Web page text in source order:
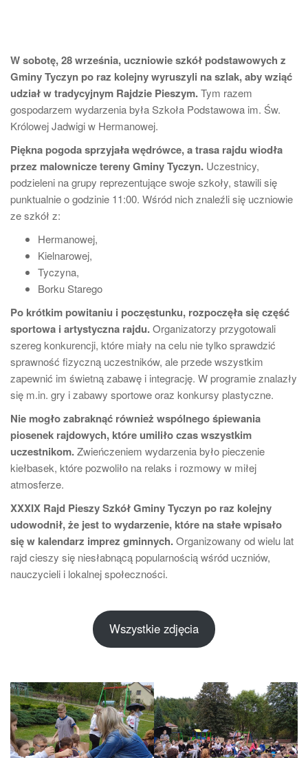
W sobotę, 28 września, uczniowie szkół podstawowych z
Gminy Tyczyn po raz kolejny wyruszyli na szlak, aby wziąć
udział w tradycyjnym Rajdzie Pieszym.Tym razem
gospodarzem wydarzenia była Szkoła Podstawowa im. Św.
Królowej Jadwigi w Hermanowej.
Piękna pogoda sprzyjała wędrówce, a trasa rajdu wiodła
przez malownicze tereny Gminy Tyczyn. Uczestnicy,
podzieleni na grupy reprezentujące swoje szkoły, stawili się
punktualnie o godzinie 11:00. Wśród nich znaleźli się uczniowie
ze szkół z:
Hermanowej,
Kielnarowej,
Tyczyna,
Borku Starego
Po krótkim powitaniu i poczęstunku, rozpoczęła się część
sportowa i artystyczna rajdu.Organizatorzy przygotowali
szereg konkurencji, które miały na celu nie tylko sprawdzić
sprawność fizyczną uczestników, ale przede wszystkim
zapewnić im świetną zabawę i integrację. W programie znalazły
się m.in. gry i zabawy sportowe oraz konkursy plastyczne.
Nie mogło zabraknąć również wspólnego śpiewania
piosenek rajdowych, które umiliło czas wszystkim
uczestnikom.Zwieńczeniem wydarzenia było pieczenie
kiełbasek, które pozwoliło na relaks i rozmowy w miłej
atmosferze.
XXXIX Rajd Pieszy Szkół Gminy Tyczyn po raz kolejny
udowodnił, że jest to wydarzenie, które na stałe wpisało
się w kalendarz imprez gminnych.Organizowany od wielu lat
rajd cieszy się niesłabnącą popularnością wśród uczniów,
nauczycieli i lokalnej społeczności.
Wszystkie zdjęcia